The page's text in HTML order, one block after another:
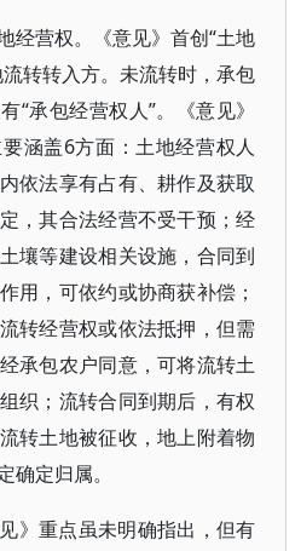
经营权。《意见》首创“土地
转转入方。未流转时，承包
“承包经营权人”。《意见》
涵盖6方面：土地经营权人
依法享有占有、耕作及获取
，其合法经营不受干预；经
壤等建设相关设施，合同到
用，可依约或协商获补偿；
转经营权或依法抵押，但需
承包农户同意，可将流转土
织；流转合同到期后，有权
转土地被征收，地上附着物
确定归属。
》重点虽未明确指出，但有